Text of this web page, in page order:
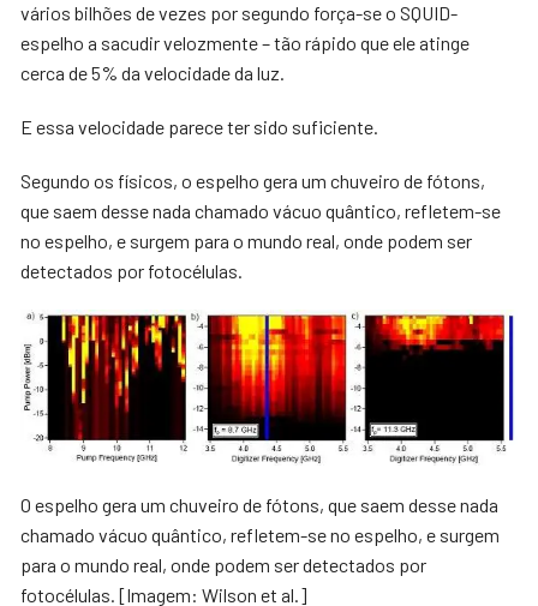
vários bilhões de vezes por segundo força-se o SQUID-
espelho a sacudir velozmente – tão rápido que ele atinge
cerca de 5% da velocidade da luz.
E essa velocidade parece ter sido suficiente.
Segundo os físicos, o espelho gera um chuveiro de fótons,
que saem desse nada chamado vácuo quântico, refletem-se
no espelho, e surgem para o mundo real, onde podem ser
detectados por fotocélulas.
O espelho gera um chuveiro de fótons, que saem desse nada
chamado vácuo quântico, refletem-se no espelho, e surgem
para o mundo real, onde podem ser detectados por
fotocélulas. [Imagem: Wilson et al.]